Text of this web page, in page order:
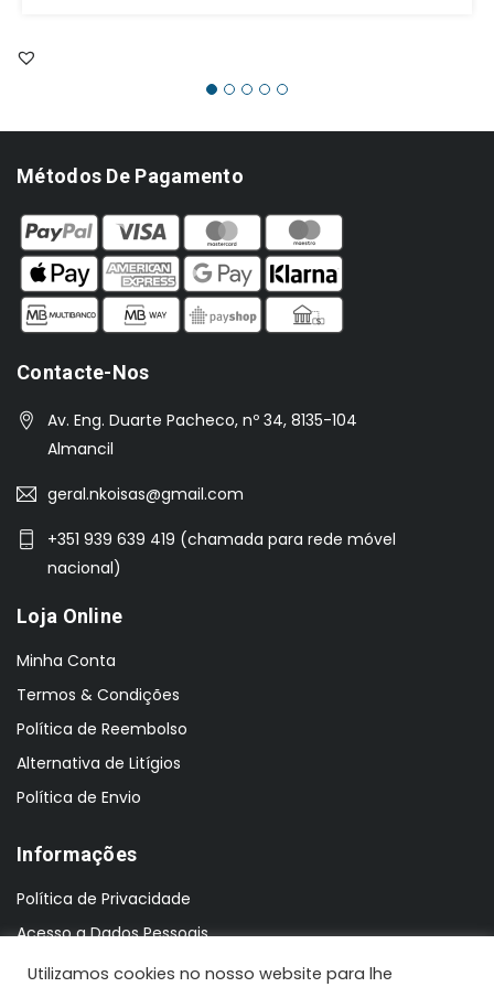
Métodos De Pagamento
Contacte-Nos
Av. Eng. Duarte Pacheco, nº 34, 8135-104
Almancil
geral.nkoisas@gmail.com
+351 939 639 419 (chamada para rede móvel
nacional)
Loja Online
Minha Conta
Termos & Condições
Política de Reembolso
Alternativa de Litígios
Política de Envio
Informações
Política de Privacidade
Acesso a Dados Pessoais
Utilizamos cookies no nosso website para lhe